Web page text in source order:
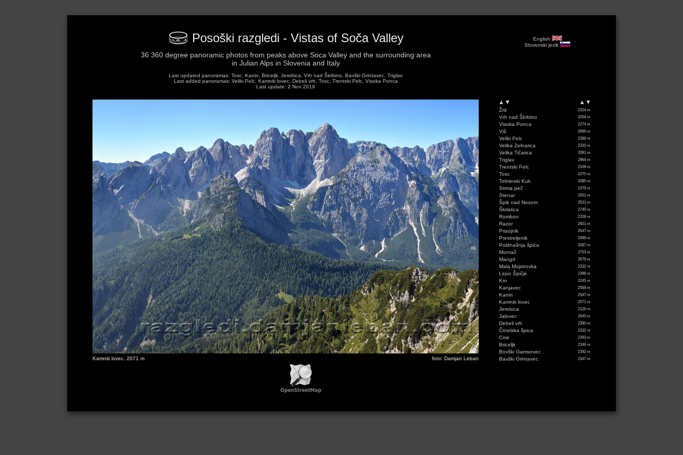
Posoški razgledi - Vistas of Soča Valley
36 360 degree panoramic photos from peaks above Soca Valley and the surrounding area
in Julian Alps in Slovenia and Italy
Last updated panoramas: Tosc, Kanin, Briceljk, Jerebica, Vrh nad Škrbino, Bavški Grintavec, Triglav
Last added panoramas: Veliki Pelc, Kamniti lovec, Debeli vrh, Tosc, Trentski Pelc, Visoka Ponca
Last update: 2 Nov 2019
English
Slovenski jezik
Kamniti lovec, 2071 m foto: Damjan Leban
Žrd 2324 m
Vrh nad Škrbino 2054 m
Visoka Ponca 2274 m
Viš 2666 m
Veliki Pelc 2388 m
Velika Zelnarica 2320 m
Velika Tičarica 2091 m
Triglav 2864 m
Trentski Pelc 2109 m
Tosc 2275 m
Tolminski Kuk 2085 m
Strma peč 2379 m
Stenar 2501 m
Špik nad Nosom 2531 m
Škrlatica 2740 m
Rombon 2208 m
Razor 2601 m
Prisojnik 2547 m
Prestreljenik 2499 m
Poldnašnja špica 2087 m
Montaž 2753 m
Mangrt 2679 m
Mala Mojstrovka 2332 m
Lepo Špičje 2398 m
Krn 2245 m
Kanjavec 2568 m
Kanin 2587 m
Kamniti lovec 2071 m
Jerebica 2126 m
Jalovec 2645 m
Debeli vrh 2390 m
Črnelska špica 2332 m
Cmir 2393 m
Briceljk 2346 m
Bovški Gamsovec 2392 m
Bavški Grintavec 2347 m